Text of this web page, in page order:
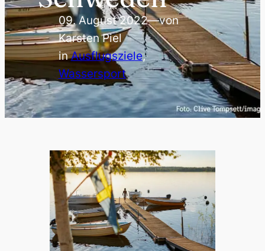
09. August 2022—von
Karsten Piel
inAusflugsziele ,
Wassersport